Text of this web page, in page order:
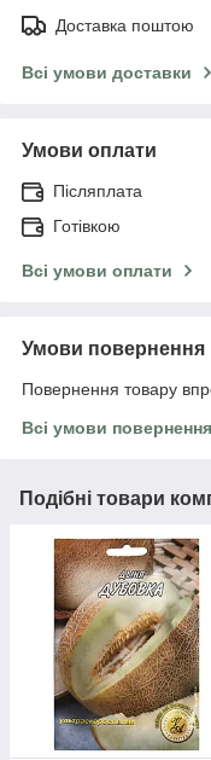
Доставка поштою
Всі умови доставки
Умови оплати
Післяплата
Готівкою
Всі умови оплати
Умови повернення
Повернення товару
Всі умови повернення
Подібні товари